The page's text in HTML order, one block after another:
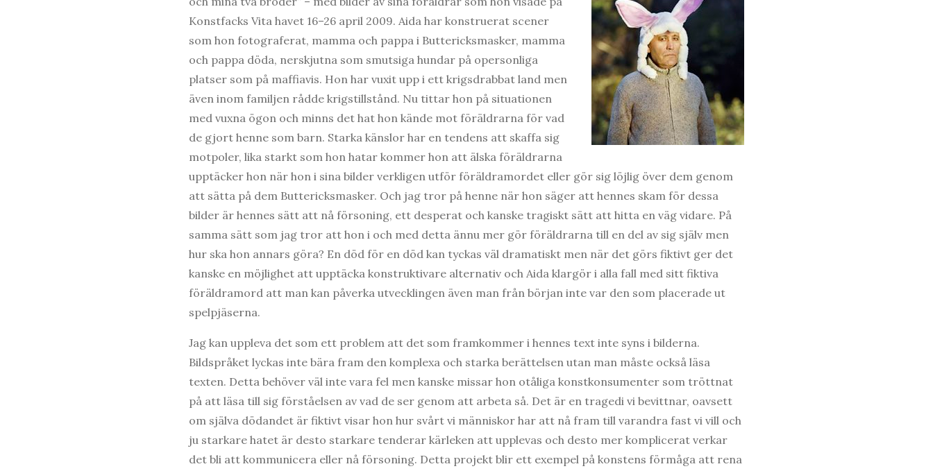
Konstfacks Vita havet 16–26 april 2009. Aida har konstruerat scener
som hon fotograferat, mamma och pappa i Buttericksmasker, mamma
och pappa döda, nerskjutna som smutsiga hundar på opersonliga
platser som på maffiavis. Hon har vuxit upp i ett krigsdrabbat land men
även inom familjen rådde krigstillstånd. Nu tittar hon på situationen
med vuxna ögon och minns det hat hon kände mot föräldrarna för vad
de gjort henne som barn. Starka känslor har en tendens att skaffa sig
motpoler, lika starkt som hon hatar kommer hon att älska föräldrarna
upptäcker hon när hon i sina bilder verkligen utför föräldramordet eller gör sig löjlig över dem genom
att sätta på dem Buttericksmasker. Och jag tror på henne när hon säger att hennes skam för dessa
bilder är hennes sätt att nå försoning, ett desperat och kanske tragiskt sätt att hitta en väg vidare. På
samma sätt som jag tror att hon i och med detta ännu mer gör föräldrarna till en del av sig själv men
hur ska hon annars göra? En död för en död kan tyckas väl dramatiskt men när det görs fiktivt ger det
kanske en möjlighet att upptäcka konstruktivare alternativ och Aida klargör i alla fall med sitt fiktiva
föräldramord att man kan påverka utvecklingen även man från början inte var den som placerade ut
spelpjäserna.
Jag kan uppleva det som ett problem att det som framkommer i hennes text inte syns i bilderna.
Bildspråket lyckas inte bära fram den komplexa och starka berättelsen utan man måste också läsa
texten. Detta behöver väl inte vara fel men kanske missar hon otåliga konstkonsumenter som tröttnat
på att läsa till sig förståelsen av vad de ser genom att arbeta så. Det är en tragedi vi bevittnar, oavsett
om själva dödandet är fiktivt visar hon hur svårt vi människor har att nå fram till varandra fast vi vill och
ju starkare hatet är desto starkare tenderar kärleken att upplevas och desto mer komplicerat verkar
det bli att kommunicera eller nå försoning. Detta projekt blir ett exempel på konstens förmåga att rena